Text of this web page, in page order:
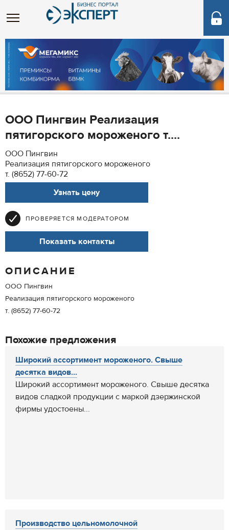
ООО Пингвин Реализация
пятигорского мороженого т....
ООО Пингвин
Реализация пятигорского мороженого
т. (8652) 77-60-72
Узнать цену
ПРОВЕРЯЕТСЯ МОДЕРАТОРОМ
Показать контакты
ОПИСАНИЕ
ООО Пингвин
Реализация пятигорского мороженого
т. (8652) 77-60-72
Похожие предложения
Широкий ассортимент мороженого. Свыше
десятка видов...
Широкий ассортимент мороженого. Свыше десятка
видов сладкой продукции с маркой дзержинской
фирмы удостоены...
Производство цельномолочной